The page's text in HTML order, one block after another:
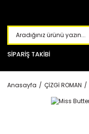
SİPARİŞ TAKİBİ
Anasayfa ÇİZGİ ROMAN